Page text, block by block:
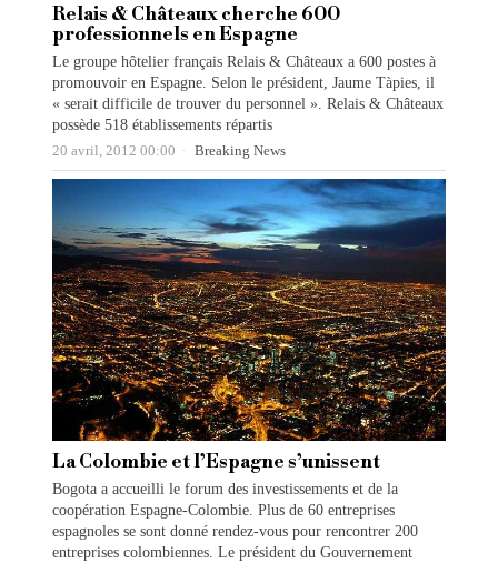
Relais & Châteaux cherche 600
professionnels en Espagne
Le groupe hôtelier français Relais & Châteaux a 600 postes à
promouvoir en Espagne. Selon le président, Jaume Tàpies, il
« serait difficile de trouver du personnel ». Relais & Châteaux
possède 518 établissements répartis
20 avril, 2012 00:00 Breaking News
La Colombie et l’Espagne s’unissent
Bogota a accueilli le forum des investissements et de la
coopération Espagne-Colombie. Plus de 60 entreprises
espagnoles se sont donné rendez-vous pour rencontrer 200
entreprises colombiennes. Le président du Gouvernement